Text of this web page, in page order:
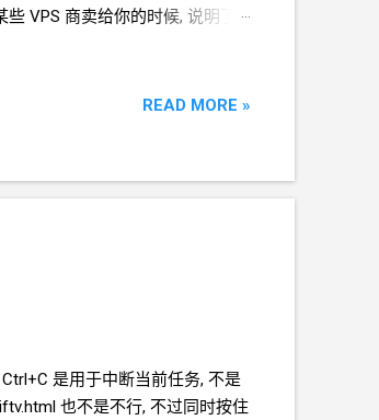
些 VPS 商卖给你的时候, 说明了
IPv4 的环境, 想连接 IPv6 的 VPS,
粘贴功能》 《DediRock VPS
READ MORE »
是用于中断当前任务, 不是
也不是不行, 不过同时按住